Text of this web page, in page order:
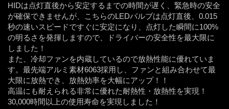
HIDは点灯直後から安定するまでの時間が遅く、緊急時の安全
が確保できませんが、こちらのLEDバルブは点灯直後、0.015
秒の速いスピードですぐに安定になり、点灯した瞬間に100%
の明るさを発揮しますので、ドライバーの安全性を最大限に
しました！
また、冷却ファンを内蔵しているので放熱性能に優れていま
す。最先端アルミ素材6063採用し、ファンと組み合わせて最
大限に放熱でき、放熱効率を大幅にアップ！！
高温にも耐えられる非常に優れた耐熱性・放熱性を実現！
30,000時間以上の使用寿命を実現しました！